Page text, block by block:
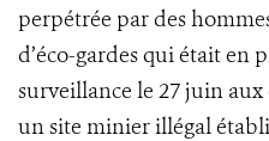
perpétrée par des
d’éco-gardes qui était en
surveillance le 27 juin
un site minier illégal